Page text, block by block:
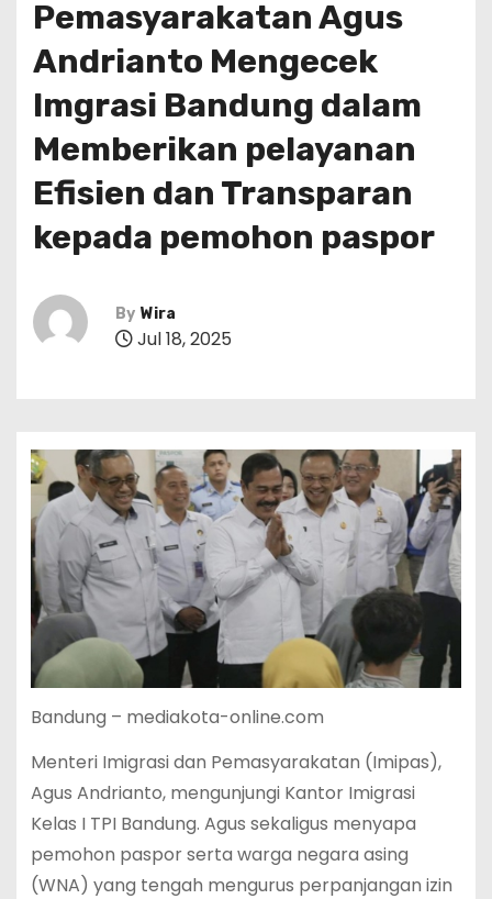
Pemasyarakatan Agus
Andrianto Mengecek
Imgrasi Bandung dalam
Memberikan pelayanan
Efisien dan Transparan
kepada pemohon paspor
By Wira
Jul 18, 2025
Bandung – mediakota-online.com
Menteri Imigrasi dan Pemasyarakatan (Imipas),
Agus Andrianto, mengunjungi Kantor Imigrasi
Kelas I TPI Bandung. Agus sekaligus menyapa
pemohon paspor serta warga negara asing
(WNA) yang tengah mengurus perpanjangan izin